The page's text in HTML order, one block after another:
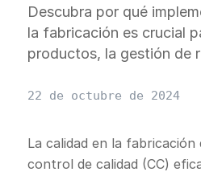
Descubra por qué
la fabricación es crucial
productos, la gestión de
22 de octubre de 2024
La calidad en la fabricación
control de calidad (CC)